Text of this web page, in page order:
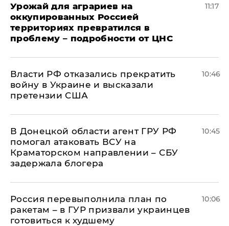
Урожай для аграриев на
оккупированных Россией
территориях превратился в
проблему – подробности от ЦНС
11:17
Власти РФ отказались прекратить
войну в Украине и высказали
претензии США
10:46
В Донецкой области агент ГРУ РФ
помогал атаковать ВСУ на
Краматорском направлении – СБУ
задержала блогера
10:45
Россия перевыполнила план по
ракетам – в ГУР призвали украинцев
готовиться к худшему
10:06